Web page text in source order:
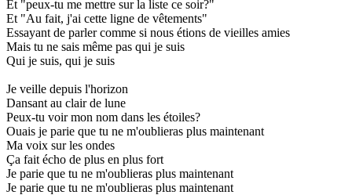
Et "peux-tu me mettre sur la liste ce soir?"
Et "Au fait, j'ai cette ligne de vêtements"
Essayant de parler comme si nous étions de vieilles amies
Mais tu ne sais même pas qui je suis
Qui je suis, qui je suis
Je veille depuis l'horizon
Dansant au clair de lune
Peux-tu voir mon nom dans les étoiles?
Ouais je parie que tu ne m'oublieras plus maintenant
Ma voix sur les ondes
Ça fait écho de plus en plus fort
Je parie que tu ne m'oublieras plus maintenant
Je parie que tu ne m'oublieras plus maintenant